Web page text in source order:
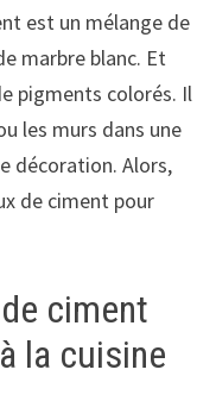
est un mélange de
marbre blanc. Et
pigments colorés. Il
les murs dans une
décoration. Alors,
de ciment pour
ciment
la cuisine